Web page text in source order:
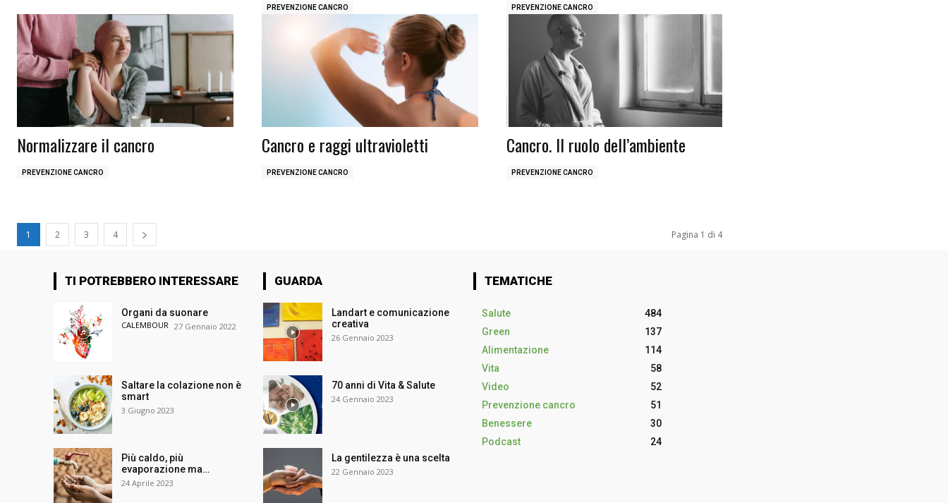
PREVENZIONE CANCRO PREVENZIONE CANCRO
Normalizzare il cancro
PREVENZIONE CANCRO
Cancro e raggi ultravioletti
PREVENZIONE CANCRO
Cancro. Il ruolo dell’ambiente
PREVENZIONE CANCRO
1 2 3 4 Pagina 1 di 4
TI POTREBBERO INTERESSARE
Organi da suonare
CALEMBOUR 27 Gennaio 2022
Saltare la colazione non è
smart
3 Giugno 2023
Più caldo, più
evaporazione ma…
24 Aprile 2023
GUARDA
Landart e comunicazione
creativa
26 Gennaio 2023
70 anni di Vita & Salute
24 Gennaio 2023
La gentilezza è una scelta
22 Gennaio 2023
TEMATICHE
Salute
484
Green
137
Alimentazione
114
Vita
58
Video
52
Prevenzione cancro
51
Benessere
30
Podcast
24